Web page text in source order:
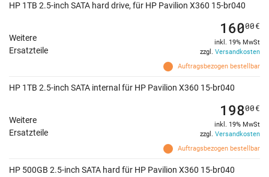
HP 1TB 2.5-inch SATA hard drive, für HP Pavilion X360 15-br040
Weitere
Ersatzteile
Auftragsbezogen bestellbar
16000€
inkl. 19% MwSt
zzgl. Versandkosten
HP 1TB 2.5-inch SATA internal für HP Pavilion X360 15-br040
Weitere
Ersatzteile
Auftragsbezogen bestellbar
19800€
inkl. 19% MwSt
zzgl. Versandkosten
HP 500GB 2.5-inch SATA hard für HP Pavilion X360 15-br040